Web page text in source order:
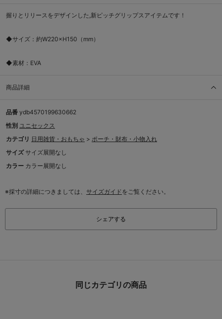
握りとリリースをデザインした,新ピッチグリップスアイテムです！
◆サイズ：約W220×H150（mm）
◆素材：EVA
商品詳細
品番 ydb4570199630662
性別 ユニセックス
カテゴリ 日用雑貨・おもちゃ > ポーチ・財布・小物入れ
サイズ サイズ展開なし
カラー カラー展開なし
※採寸の詳細につきましては、 サイズガイドをご覧ください。
シェアする
同じカテゴリの商品